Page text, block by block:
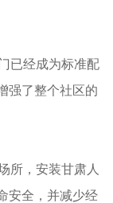
已经成为标准配
强了整个社区的
所，安装甘肃 人
安全，并减少经